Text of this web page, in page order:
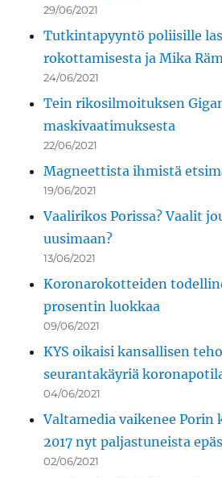
29/06/2021
Tutkintapyyntö poliisille
rokottamisesta ja Mika
24/06/2021
Tein rikosilmoituksen
maskivaatimuksesta
22/06/2021
Magneettista ihmistä
19/06/2021
Vaalirikos Porissa? Vaalit
uusimaan?
13/06/2021
Koronarokotteiden
prosentin luokkaa
09/06/2021
KYS oikaisi kansallisen
seurantakäyriä
04/06/2021
Valtamedia vaikenee Porin
2017 nyt paljastuneista
02/06/2021